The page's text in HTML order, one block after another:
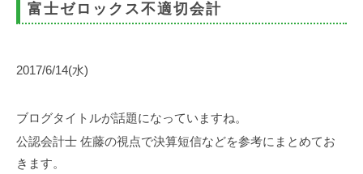
佐
宏
事
所
富士ゼロックス不適切会計
2017/6/14(水)
ブログタイトルが話題になっていますね。
公認会計士 佐藤の視点で決算短信などを参考にまとめてお
きます。